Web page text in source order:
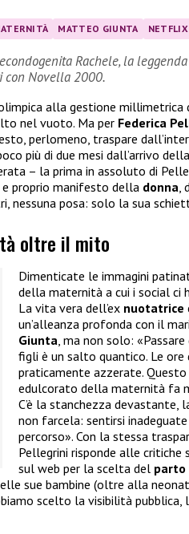
MATTEO GIUNTA NETFLIX
Rachele, la
con Novella 2000.
alla gestione millimetrica
nel vuoto. Ma per Federica
perlomeno, traspare
più di due mesi dall’arrivo
– la prima in assoluto di
proprio manifesto della donna,
nessuna posa: solo la sua
oltre il mito
Dimenticate le immagini
della maternità a cui i social ci
La vita vera dell’ex nuotatrice
un’alleanza profonda con il
Giunta, ma non solo: «Passare
figli è un salto quantico. Le ore
praticamente azzerate.
edulcorato della maternità fa
C’è la stanchezza devastante,
non farcela: sentirsi
percorso». Con la stessa
Pellegrini risponde alle critiche
sul web per la scelta del parto
sue bambine (oltre alla
scelto la visibilità pubblica,